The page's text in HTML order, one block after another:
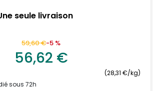
seule livraison
59,60 €-5 %
56,62 €
(28,31 €/kg)
sous 72h